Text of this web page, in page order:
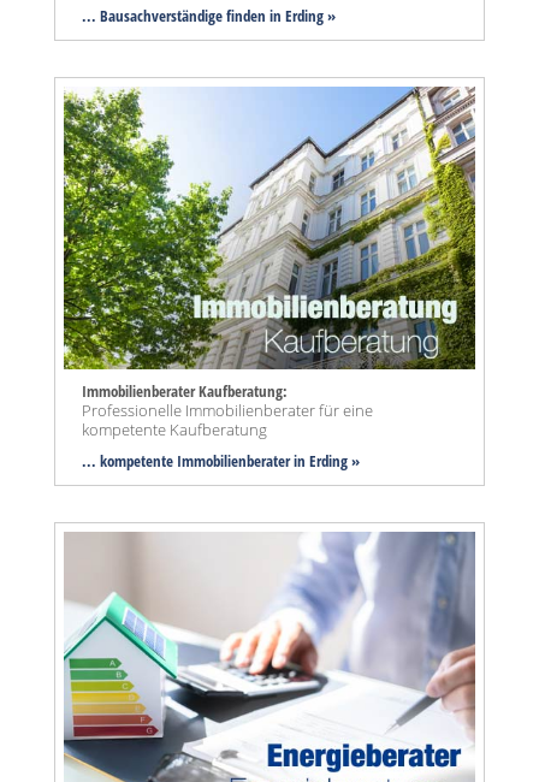
... Bausachverständige finden in Erding »
Immobilienberater Kaufberatung:
Professionelle Immobilienberater für eine
kompetente Kaufberatung
... kompetente Immobilienberater in Erding »